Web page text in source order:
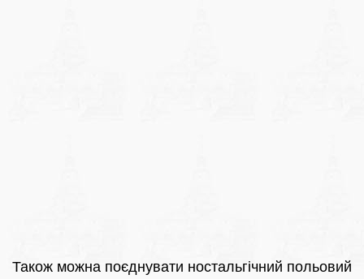
Також можна поєднувати ностальгічний польовий